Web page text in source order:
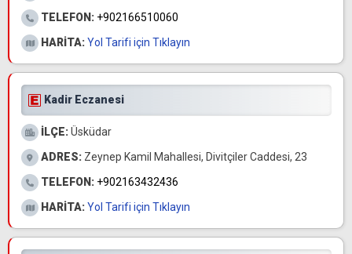
TELEFON: +902166510060
HARİTA:Yol Tarifi için Tıklayın
Kadir Eczanesi
İLÇE:Üsküdar
ADRES: Zeynep Kamil Mahallesi, Divitçiler Caddesi, 23
TELEFON: +902163432436
HARİTA:Yol Tarifi için Tıklayın